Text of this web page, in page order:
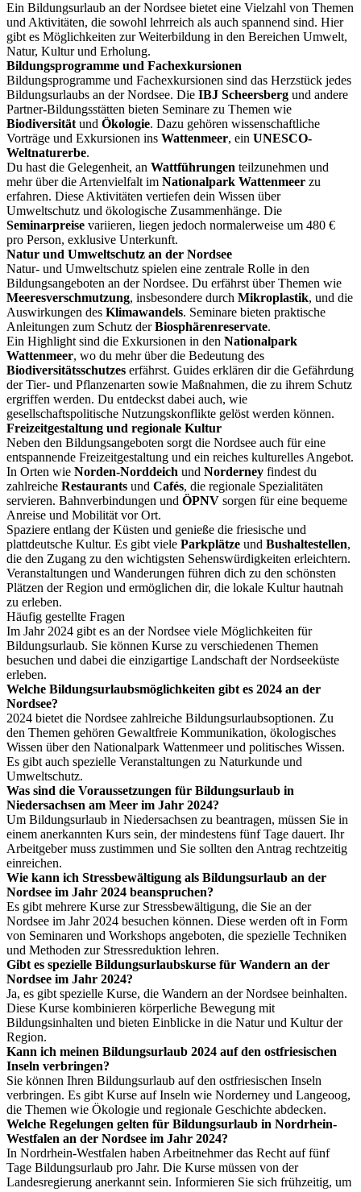
Ein Bildungsurlaub an der Nordsee bietet eine Vielzahl von Themen
und Aktivitäten, die sowohl lehrreich als auch spannend sind. Hier
gibt es Möglichkeiten zur Weiterbildung in den Bereichen Umwelt,
Natur, Kultur und Erholung.
Bildungsprogramme und Fachexkursionen
Bildungsprogramme und Fachexkursionen sind das Herzstück jedes
Bildungsurlaubs an der Nordsee. Die IBJ Scheersberg und andere
Partner-Bildungsstätten bieten Seminare zu Themen wie
Biodiversität und Ökologie. Dazu gehören wissenschaftliche
Vorträge und Exkursionen ins Wattenmeer, ein UNESCO-
Weltnaturerbe.
Du hast die Gelegenheit, an Wattführungen teilzunehmen und
mehr über die Artenvielfalt im Nationalpark Wattenmeer zu
erfahren. Diese Aktivitäten vertiefen dein Wissen über
Umweltschutz und ökologische Zusammenhänge. Die
Seminarpreise variieren, liegen jedoch normalerweise um 480 €
pro Person, exklusive Unterkunft.
Natur und Umweltschutz an der Nordsee
Natur- und Umweltschutz spielen eine zentrale Rolle in den
Bildungsangeboten an der Nordsee. Du erfährst über Themen wie
Meeresverschmutzung, insbesondere durch Mikroplastik, und die
Auswirkungen des Klimawandels. Seminare bieten praktische
Anleitungen zum Schutz derBiosphärenreservate.
Ein Highlight sind die Exkursionen in den Nationalpark
Wattenmeer, wo du mehr über die Bedeutung des
Biodiversitätsschutzes erfährst. Guides erklären dir die Gefährdung
der Tier- und Pflanzenarten sowie Maßnahmen, die zu ihrem Schutz
ergriffen werden. Du entdeckst dabei auch, wie
gesellschaftspolitische Nutzungskonflikte gelöst werden können.
Freizeitgestaltung und regionale Kultur
Neben den Bildungsangeboten sorgt die Nordsee auch für eine
entspannende Freizeitgestaltung und ein reiches kulturelles Angebot.
In Orten wie Norden-Norddeich und Norderney findest du
zahlreiche Restaurants und Cafés, die regionale Spezialitäten
servieren. Bahnverbindungen und ÖPNV sorgen für eine bequeme
Anreise und Mobilität vor Ort.
Spaziere entlang der Küsten und genieße die friesische und
plattdeutsche Kultur. Es gibt viele Parkplätze und Bushaltestellen,
die den Zugang zu den wichtigsten Sehenswürdigkeiten erleichtern.
Veranstaltungen und Wanderungen führen dich zu den schönsten
Plätzen der Region und ermöglichen dir, die lokale Kultur hautnah
zu erleben.
Häufig gestellte Fragen
Im Jahr 2024 gibt es an der Nordsee viele Möglichkeiten für
Bildungsurlaub. Sie können Kurse zu verschiedenen Themen
besuchen und dabei die einzigartige Landschaft der Nordseeküste
erleben.
Welche Bildungsurlaubsmöglichkeiten gibt es 2024 an der
Nordsee?
2024 bietet die Nordsee zahlreiche Bildungsurlaubsoptionen. Zu
den Themen gehören Gewaltfreie Kommunikation, ökologisches
Wissen über den Nationalpark Wattenmeer und politisches Wissen.
Es gibt auch spezielle Veranstaltungen zu Naturkunde und
Umweltschutz.
Was sind die Voraussetzungen für Bildungsurlaub in
Niedersachsen am Meer im Jahr 2024?
Um Bildungsurlaub in Niedersachsen zu beantragen, müssen Sie in
einem anerkannten Kurs sein, der mindestens fünf Tage dauert. Ihr
Arbeitgeber muss zustimmen und Sie sollten den Antrag rechtzeitig
einreichen.
Wie kann ich Stressbewältigung als Bildungsurlaub an der
Nordsee im Jahr 2024 beanspruchen?
Es gibt mehrere Kurse zur Stressbewältigung, die Sie an der
Nordsee im Jahr 2024 besuchen können. Diese werden oft in Form
von Seminaren und Workshops angeboten, die spezielle Techniken
und Methoden zur Stressreduktion lehren.
Gibt es spezielle Bildungsurlaubskurse für Wandern an der
Nordsee im Jahr 2024?
Ja, es gibt spezielle Kurse, die Wandern an der Nordsee beinhalten.
Diese Kurse kombinieren körperliche Bewegung mit
Bildungsinhalten und bieten Einblicke in die Natur und Kultur der
Region.
Kann ich meinen Bildungsurlaub 2024 auf den ostfriesischen
Inseln verbringen?
Sie können Ihren Bildungsurlaub auf den ostfriesischen Inseln
verbringen. Es gibt Kurse auf Inseln wie Norderney und Langeoog,
die Themen wie Ökologie und regionale Geschichte abdecken.
Welche Regelungen gelten für Bildungsurlaub in Nordrhein-
Westfalen an der Nordsee im Jahr 2024?
In Nordrhein-Westfalen haben Arbeitnehmer das Recht auf fünf
Tage Bildungsurlaub pro Jahr. Die Kurse müssen von der
Landesregierung anerkannt sein. Informieren Sie sich frühzeitig, um